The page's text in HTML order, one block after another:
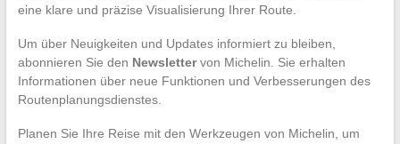
eine klare und präzise Visualisierung Ihrer Route.
Um über Neuigkeiten und Updates informiert zu bleiben,
abonnieren Sie den Newslettervon Michelin. Sie erhalten
Informationen über neue Funktionen und Verbesserungen des
Routenplanungsdienstes.
Planen Sie Ihre Reise mit den Werkzeugen von Michelin, um